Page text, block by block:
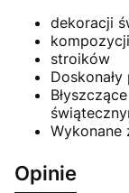
dekoracji
kompozycji
stroików
Wykonane
Opinie